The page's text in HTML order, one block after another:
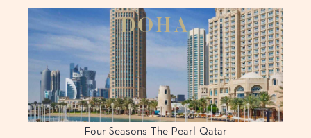
DOHA
Four Seasons The Pearl-Qatar